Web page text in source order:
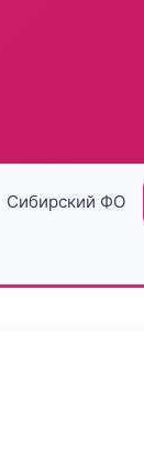
Сибирский ФО